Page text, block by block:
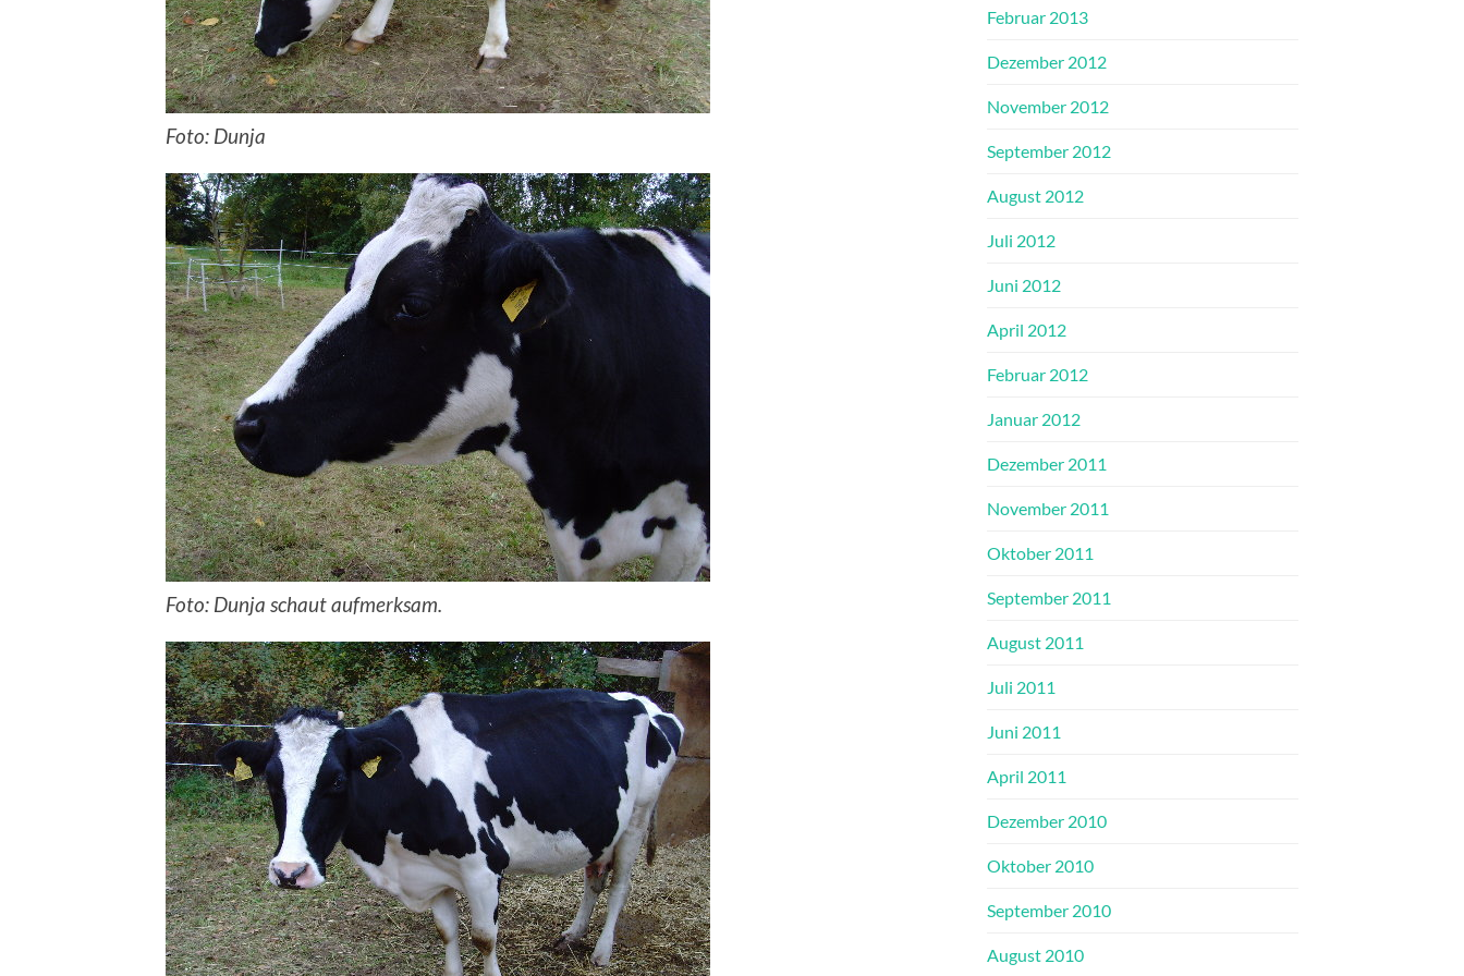
Foto: Dunja
Foto: Dunja schaut aufmerksam.
Februar 2013
Dezember 2012
November 2012
September 2012
August 2012
Juli 2012
Juni 2012
April 2012
Februar 2012
Januar 2012
Dezember 2011
November 2011
Oktober 2011
September 2011
August 2011
Juli 2011
Juni 2011
April 2011
Dezember 2010
Oktober 2010
September 2010
August 2010